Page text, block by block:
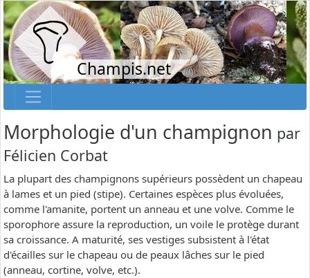
Champis.net
Morphologie d'un champignon par
Félicien Corbat
La plupart des champignons supérieurs possèdent un chapeau
à lames et un pied (stipe). Certaines espèces plus évoluées,
comme l'amanite, portent un anneau et une volve. Comme le
sporophore assure la reproduction, un voile le protège durant
sa croissance. A maturité, ses vestiges subsistent à l'état
d'écailles sur le chapeau ou de peaux lâches sur le pied
(anneau, cortine, volve, etc.).